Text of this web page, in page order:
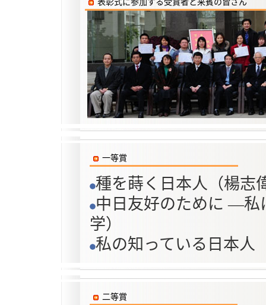
表彰式に参加する受賞者と来賓の皆さん
一等賞
種を蒔く日本人（楊
中日友好のために ―
学）
私の知っている日本
二等賞